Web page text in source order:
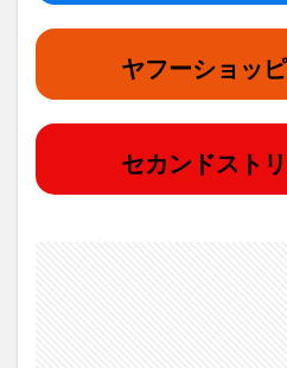
ヤフーショッ
セカンドスト